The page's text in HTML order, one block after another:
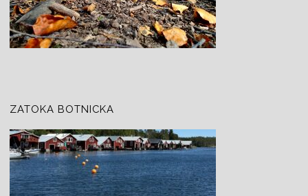
ZATOKA BOTNICKA